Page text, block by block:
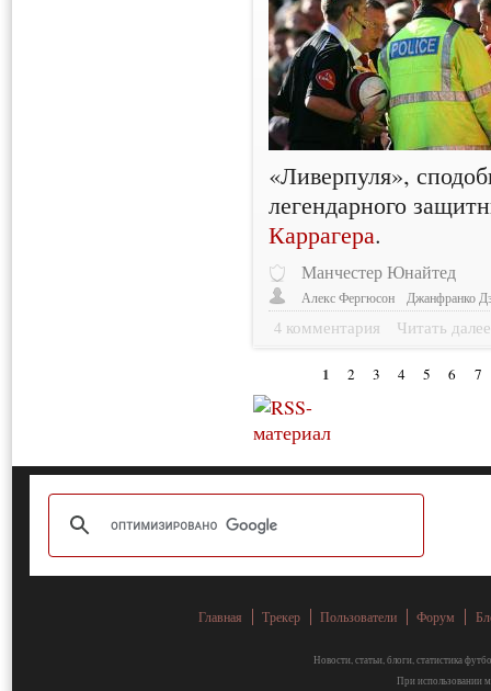
«Ливерпуля»,
легендарного
Каррагера.
Манчестер Юнайтед
Алекс Фергюсон Джанфранко
4 комментария Читать далее
1 2 3 4 5 6 7
Главная Трекер Пользователи Форум
Новости, статьи, блоги, статистика
При использовании